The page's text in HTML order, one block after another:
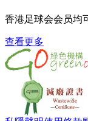
香港足球会会员均
查看更多